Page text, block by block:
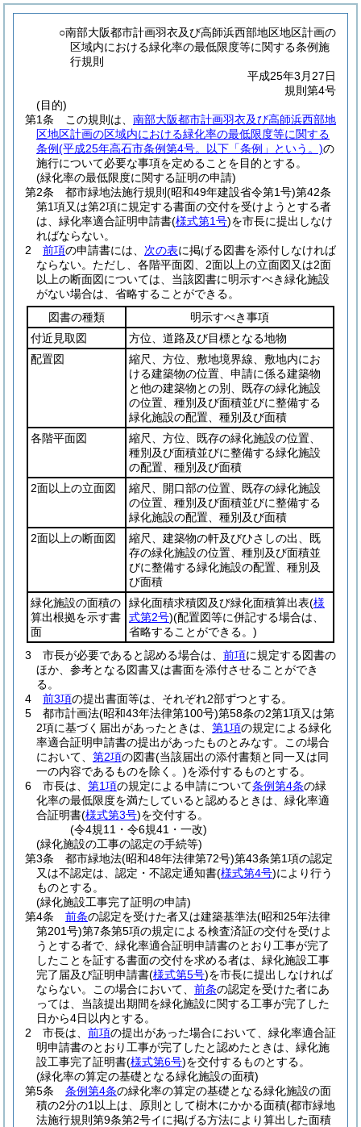
○南部大阪都市計画羽衣及び高師浜西部地区地区計画の
区域内における緑化率の最低限度等に関する条例施
行規則
平成25年3月27日
規則第4号
(目的)
第1条
この規則は、 南部大阪都市計画羽衣及び高師浜西部地
区地区計画の区域内における緑化率の最低限度等に関する
条例(平成25年高石市条例第4号。以下「条例」という。)の
施行について必要な事項を定めることを目的とする。
(緑化率の最低限度に関する証明の申請)
第2条
都市緑地法施行規則 (昭和49年建設省令第1号)第42条
第1項又は第2項に規定する書面の交付を受けようとする者
は、緑化率適合証明申請書(様式第1号)を市長に提出しなけ
ればならない。
2
前項の申請書には、 次の表に掲げる図書を添付しなければ
ならない。 ただし、各階平面図、2面以上の立面図又は2面
以上の断面図については、当該図書に明示すべき緑化施設
がない場合は、省略することができる。
図書の種類
明示すべき事項
付近見取図
方位、道路及び目標となる地物
配置図
縮尺、方位、敷地境界線、敷地内にお
ける建築物の位置、申請に係る建築物
と他の建築物との別、既存の緑化施設
の位置、種別及び面積並びに整備する
緑化施設の配置、種別及び面積
各階平面図
縮尺、方位、既存の緑化施設の位置、
種別及び面積並びに整備する緑化施設
の配置、種別及び面積
2面以上の立面図
縮尺、開口部の位置、既存の緑化施設
の位置、種別及び面積並びに整備する
緑化施設の配置、種別及び面積
2面以上の断面図
縮尺、建築物の軒及びひさしの出、既
存の緑化施設の位置、種別及び面積並
びに整備する緑化施設の配置、種別及
び面積
緑化施設の面積の
算出根拠を示す書
面
緑化面積求積図及び緑化面積算出表(様
式第2号)(配置図等に併記する場合は、
省略することができる。)
3
市長が必要であると認める場合は、 前項に規定する図書の
ほか、参考となる図書又は書面を添付させることができ
る。
4
前3項の提出書面等は、それぞれ2部ずつとする。
5
都市計画法(昭和43年法律第100号)第58条の2第1項又は第
2項に基づく届出があったときは、 第1項の規定による緑化
率適合証明申請書の提出があったものとみなす。
この場合
において、 第2項の図書(当該届出の添付書類と同一又は同
一の内容であるものを除く。)を添付するものとする。
6
市長は、 第1項の規定による申請について条例第4条の緑
化率の最低限度を満たしていると認めるときは、緑化率適
合証明書(様式第3号)を交付する。
(令4規11・令6規41・一改)
(緑化施設の工事の認定の手続等)
第3条
都市緑地法(昭和48年法律第72号)第43条第1項の認定
又は不認定は、認定・不認定通知書(様式第4号)により行う
ものとする。
(緑化施設工事完了証明の申請)
第4条
前条の認定を受けた者又は建築基準法(昭和25年法律
第201号)第7条第5項の規定による検査済証の交付を受けよ
うとする者で、緑化率適合証明申請書のとおり工事が完了
したことを証する書面の交付を求める者は、緑化施設工事
完了届及び証明申請書(様式第5号)を市長に提出しなければ
ならない。
この場合において、 前条の認定を受けた者にあ
っては、当該提出期間を緑化施設に関する工事が完了した
日から4日以内とする。
2
市長は、 前項の提出があった場合において、緑化率適合証
明申請書のとおり工事が完了したと認めたときは、緑化施
設工事完了証明書(様式第6号)を交付するものとする。
(緑化率の算定の基礎となる緑化施設の面積)
第5条
条例第4条の緑化率の算定の基礎となる緑化施設の面
積の2分の1以上は、原則として樹木にかかる面積(都市緑地
法施行規則第9条第2号イに掲げる方法により算出した面積